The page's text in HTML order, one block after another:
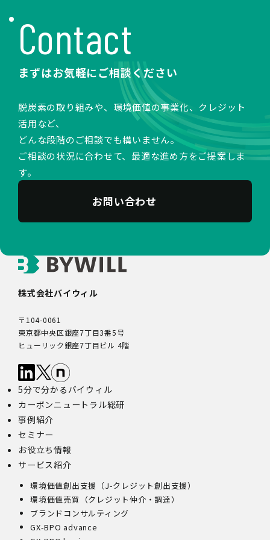
Contact
まずはお気軽にご相談ください
脱炭素の取り組みや、環境価値の事業化、クレジット
活用など、
どんな段階のご相談でも構いません。
ご相談の状況に合わせて、最適な進め方をご提案しま
す。
お問い合わせ
株式会社バイウィル
〒104-0061
東京都中央区銀座7丁目3番5号
ヒューリック銀座7丁目ビル 4階
5分で分かるバイウィル
カーボンニュートラル総研
事例紹介
セミナー
お役立ち情報
サービス紹介
環境価値創出支援（J-クレジット創出支援）
環境価値売買（クレジット仲介・調達）
ブランドコンサルティング
GX-BPO advance